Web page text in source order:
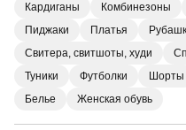
Кардиганы
Комбинезоны
Пиджаки
Платья
Свитера, свитшоты, худи
Туники
Футболки Шорты
Белье
Женская обувь